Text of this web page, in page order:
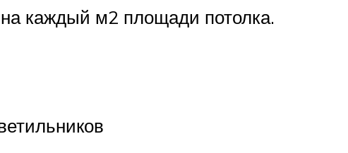
каждый м2 площади потолка.